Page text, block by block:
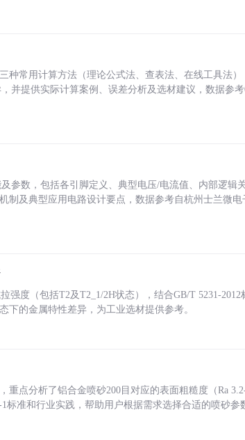
种常用计算方法（理论公式法、查表法、在线工具法
并提供实际计算案例、误差分析及选材建议，数据参
参数，包括各引脚定义、典型电压/电流值、内部逻辑
制及典型应用电路设计要点，数据参考自杭州士兰微
强度（包括T2及T2_1/2H状态），结合GB/T 5231-
下的金属特性差异，为工业选材提供参考。
重点分析了铝合金喷砂200目对应的表面粗糙度（Ra
标准和行业实践，帮助用户根据需求选择合适的喷砂参